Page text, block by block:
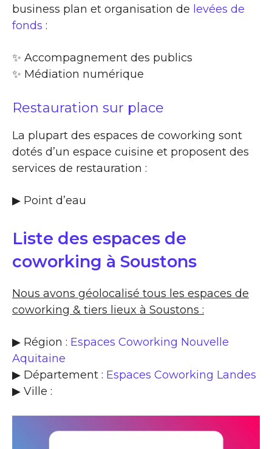
business plan et organisation de levées de
fonds :
✨​ Accompagnement des publics
✨​ Médiation numérique
Restauration sur place
La plupart des espaces de coworking sont
dotés d’un espace cuisine et proposent des
services de restauration :
▶​ Point d’eau
Liste des espaces de
coworking à Soustons
Nous avons géolocalisé tous les espaces de
coworking & tiers lieux à Soustons :
▶ Région : Espaces Coworking Nouvelle
Aquitaine
▶ Département : Espaces Coworking Landes
▶ Ville :